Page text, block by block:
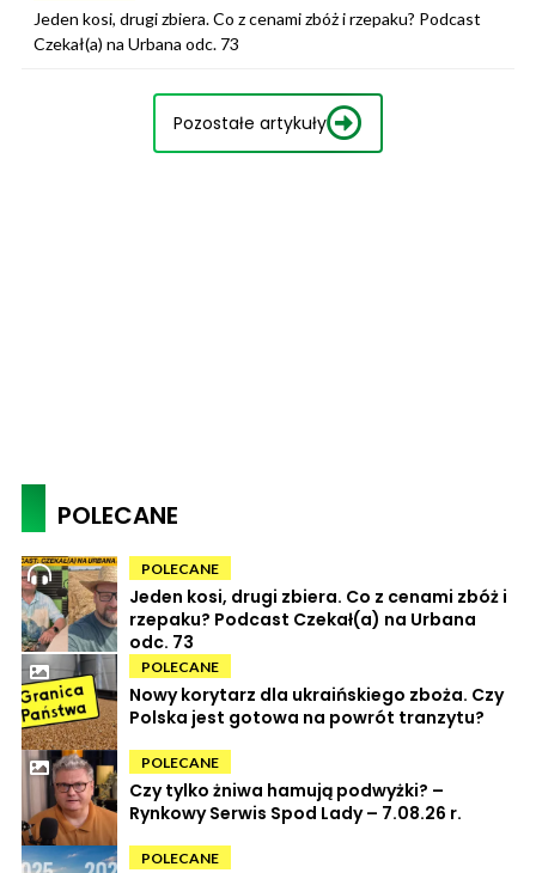
Jeden kosi, drugi zbiera. Co z cenami zbóż i rzepaku? Podcast
Czekał(a) na Urbana odc. 73
Pozostałe artykuły
POLECANE
POLECANE
Jeden kosi, drugi zbiera. Co z cenami zbóż i
rzepaku? Podcast Czekał(a) na Urbana
odc. 73
POLECANE
Nowy korytarz dla ukraińskiego zboża. Czy
Polska jest gotowa na powrót tranzytu?
POLECANE
Czy tylko żniwa hamują podwyżki? –
Rynkowy Serwis Spod Lady – 7.08.26 r.
POLECANE